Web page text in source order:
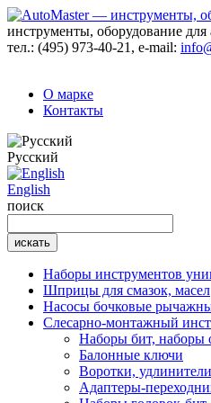
инструменты, оборудование для
тел.: (495) 973-40-21 , e-mail:
О марке
Контакты
Русский
English
поиск
Наборы инструментов
Шприцы для смазок, масел
Насосы бочковые
Слесарно-монтажный
Наборы бит, наборы
Балонные ключи
Воротки,
Адаптеры-